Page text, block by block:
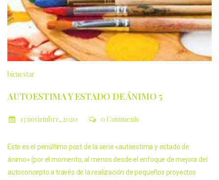
bienestar
AUTOESTIMA Y ESTADO DE ÁNIMO 5
13 noviembre, 2020 0 Comments
Este es el penúltimo post de la serie «autoestima y estado de
ánimo» (por el momento, al menos desde el enfoque de mejora del
autoconcepto a través de la realización de pequeños proyectos